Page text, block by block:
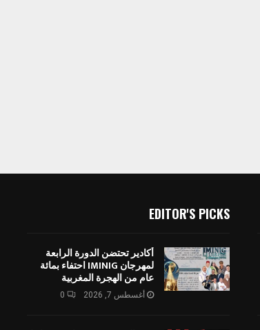
EDITOR'S PICKS
أكادير تحتضن الدورة الرابعة
لمهرجان IMINIG احتفاء بمائة
عام من الهجرة المغربية
أغسطس 7, 2026 0